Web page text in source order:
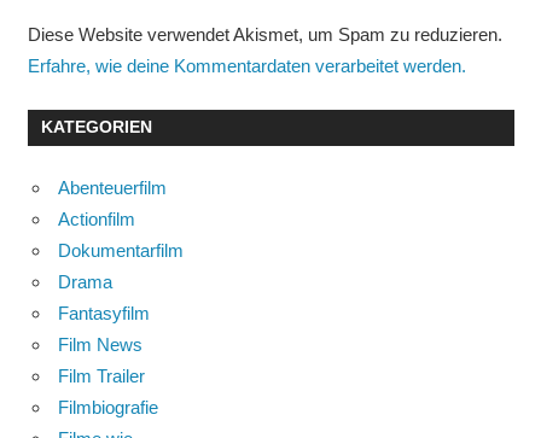
Diese Website verwendet Akismet, um Spam zu reduzieren.
Erfahre, wie deine Kommentardaten verarbeitet werden.
KATEGORIEN
Abenteuerfilm
Actionfilm
Dokumentarfilm
Drama
Fantasyfilm
Film News
Film Trailer
Filmbiografie